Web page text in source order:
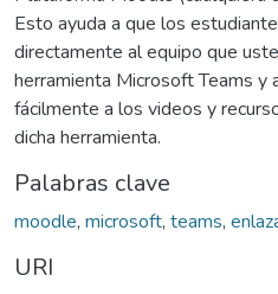
Esto ayuda a que los
directamente al equipo que
herramienta Microsoft Teams y
fácilmente a los videos y
dicha herramienta.
Palabras clave
moodle, microsoft, teams,
URI